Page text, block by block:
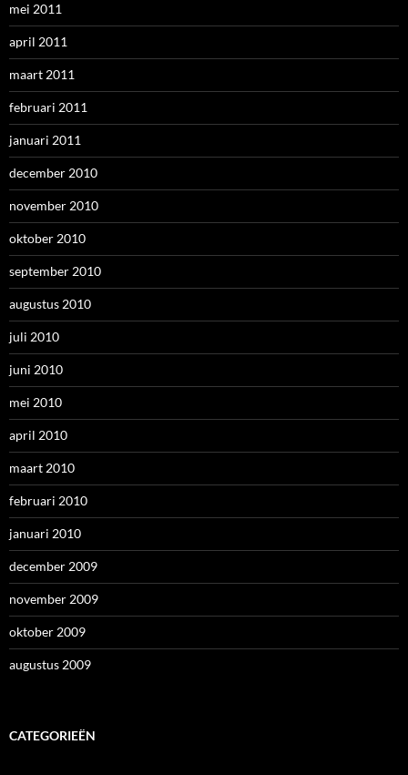
mei 2011
april 2011
maart 2011
februari 2011
januari 2011
december 2010
november 2010
oktober 2010
september 2010
augustus 2010
juli 2010
juni 2010
mei 2010
april 2010
maart 2010
februari 2010
januari 2010
december 2009
november 2009
oktober 2009
augustus 2009
CATEGORIEËN